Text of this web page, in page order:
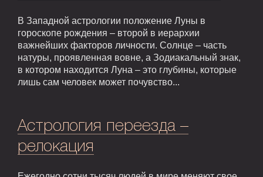
В Западной астрологии положение Луны в
гороскопе рождения – второй в иерархии
важнейших факторов личности. Солнце – часть
натуры, проявленная вовне, а Зодиакальный знак,
в котором находится Луна – это глубины, которые
лишь сам человек может почувство...
Астрология переезда –
релокация